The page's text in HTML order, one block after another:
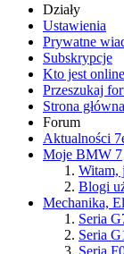
Działy
Ustawienia
Prywatne
Subskrypcje
Kto jest online
Przeszukaj
Strona
Forum
Aktualności
Moje BMW 7
Witam,
Blogi
Mechanika,
Seria
Seria
Seria